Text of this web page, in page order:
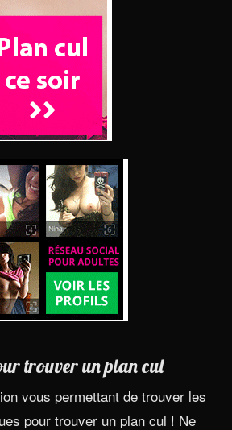
trouver un plan cul
vous permettant de trouver les
pour trouver un plan cul ! Ne